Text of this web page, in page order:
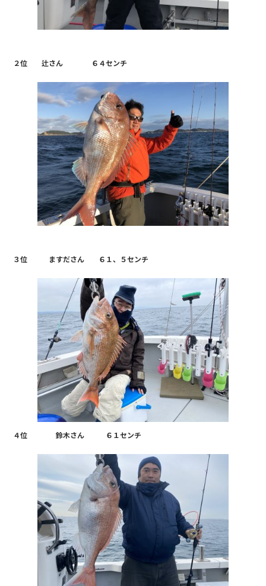
２位 辻さん ６４センチ
３位 ますださん ６１、５センチ
４位 鈴木さん ６１センチ